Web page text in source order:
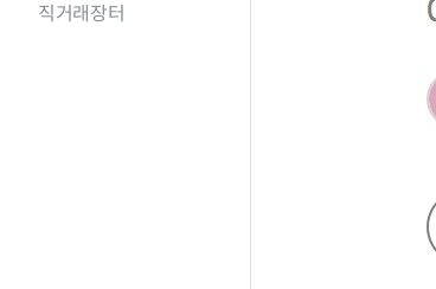
직거래장터